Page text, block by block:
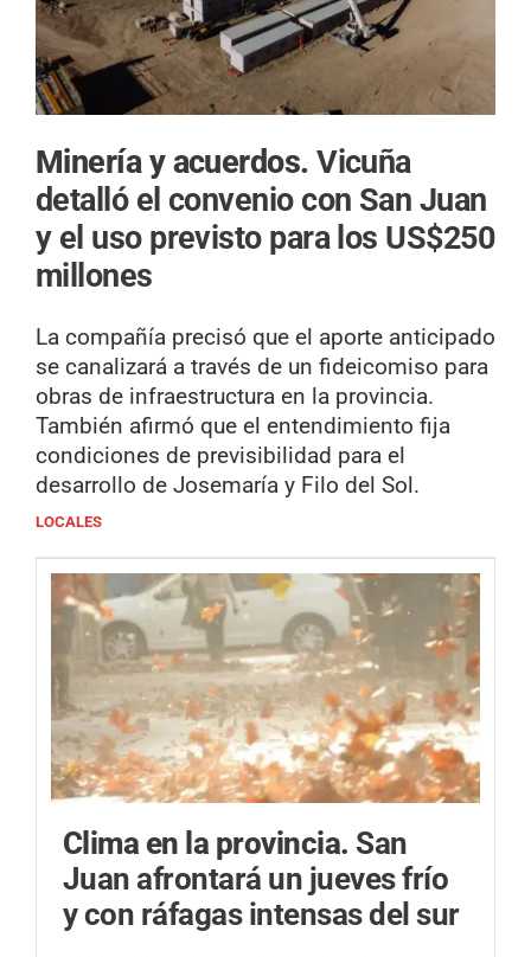
Minería y acuerdos.Vicuña
detalló el convenio con San Juan
y el uso previsto para los US$250
millones
La compañía precisó que el aporte anticipado
se canalizará a través de un fideicomiso para
obras de infraestructura en la provincia.
También afirmó que el entendimiento fija
condiciones de previsibilidad para el
desarrollo de Josemaría y Filo del Sol.
LOCALES
Clima en la provincia. San
Juan afrontará un jueves frío
y con ráfagas intensas del sur